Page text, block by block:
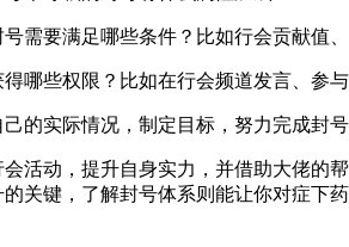
需要满足哪些条件？比如行会贡献值、
哪些权限？比如在行会频道发言、参与
的实际情况，制定目标，努力完成封号
活动，提升自身实力，并借助大佬的
关键，了解封号体系则能让你对症下